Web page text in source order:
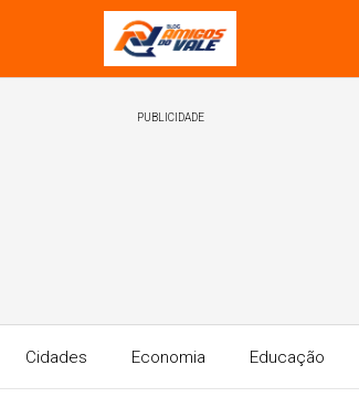
PUBLICIDADE
Cidades Economia Educação